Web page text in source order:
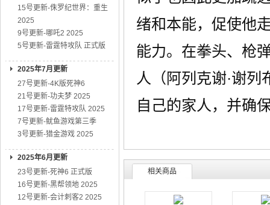
15号更新-侏罗纪世界：重生
2025
9号更新-哪吒2 2025
5号更新-雷霆特攻队 正式版
2025年7月更新
27号更新-4K版死神6
21号更新-功夫梦 2025
17号更新-雷霆特攻队 2025
7号更新-鱿鱼游戏第三季
3号更新-猎金游戏 2025
2025年6月更新
23号更新-死神6 正式版
16号更新-黑帮领地 2025
12号更新-会计刺客2 2025
绪和本能，促使他
能力。在拳头、枪
人（阿列克谢·谢
自己的家人，并确
相关商品